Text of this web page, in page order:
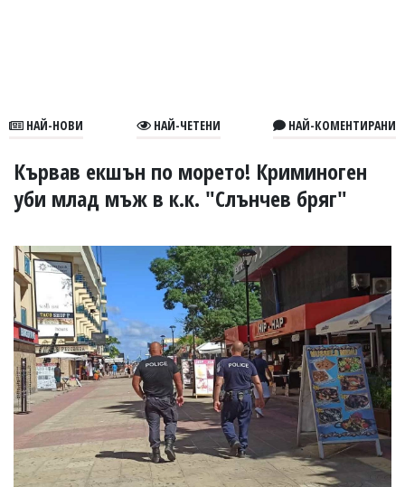
В
УКРАЙНА
СПОРТ
РАЗСЛЕДВАНЕ
БИЗНЕС
ЮГ
Управители:
Веселин
Василев,
email:
v.vasilev@flagman.bg
Катя
Касабова,
еmail:
k.kassabova@flagman.bg
НАЙ-НОВИ НАЙ-ЧЕТЕНИ НАЙ-КОМЕНТИРАНИ
Кървав екшън по морето! Криминоген
уби млад мъж в к.к. "Слънчев бряг"